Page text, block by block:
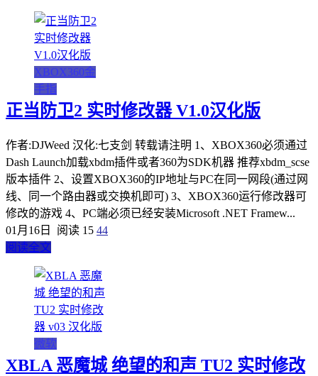
XBOX360金
手指
正当防卫2 实时修改器 V1.0汉化版
作者:DJWeed 汉化:七支剑 转载请注明 1、XBOX360必须通过
Dash Launch加载xbdm插件或者360为SDK机器 推荐xbdm_scse
版本插件 2、设置XBOX360的IP地址与PC在同一网段(通过网
线、同一个路由器或交换机即可) 3、XBOX360运行修改器可
修改的游戏 4、PC端必须已经安装Microsoft .NET Framew...
01月16日
阅读 15 44
阅读全文
微软
XBLA 恶魔城 绝望的和声 TU2 实时修改